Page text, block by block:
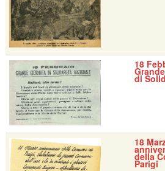
18
di
18
della
Parigi